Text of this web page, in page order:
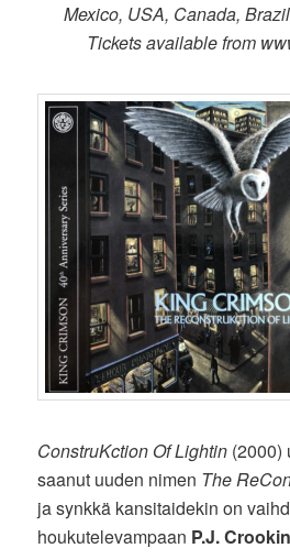
Mexico, USA, Canada,
Tickets available from
ConstruKction Of Lightin (2000)
saanut uuden nimen The
ja synkkä kansitaidekin on
houkutelevampaan P.J. Crookin